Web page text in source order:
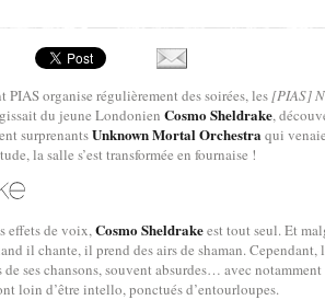
organise régulièrement des soirées, les [PIAS]
du jeune Londonien Cosmo Sheldrake,
surprenantsUnknown Mortal Orchestraqui
la salle s’est transformée en fournaise !
effets de voix,Cosmo Sheldrakeest tout seul. Et
il chante, il prend des airs de shaman. Cependant,
ses chansons, souvent absurdes… avec notamment
loin d’être intello, ponctués d’entourloupes.